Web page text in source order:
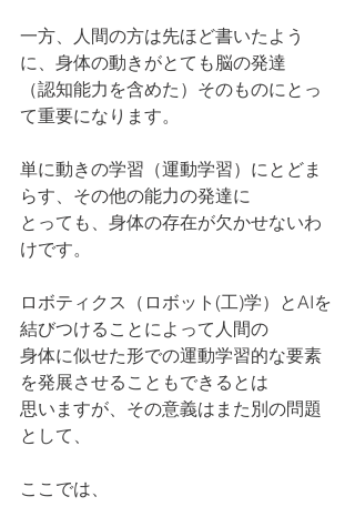
一方、人間の方は先ほど書いたよう
に、身体の動きがとても脳の発達
（認知能力を含めた）そのものにとっ
て重要になります。
単に動きの学習（運動学習）にとどま
らす、その他の能力の発達に
とっても、身体の存在が欠かせないわ
けです。
ロボティクス（ロボット(工)学）とAIを
結びつけることによって人間の
身体に似せた形での運動学習的な要素
を発展させることもできるとは
思いますが、その意義はまた別の問題
として、
ここでは、